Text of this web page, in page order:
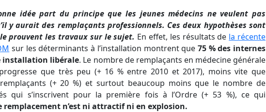
idée part du principe que les jeunes médecins ne veulent pas
y aurait des remplaçants professionnels. Ces deux hypothèses sont
prouvent les travaux sur le sujet. En effet, les résultats de la récente
sur les déterminants à l’installation montrent que 75 % des internes
installation libérale. Le nombre de remplaçants en médecine générale
que très peu (+ 16 % entre 2010 et 2017), moins vite que
remplaçants (+ 20 %) et surtout beaucoup moins que le nombre de
qui s’inscrivent pour la première fois à l’Ordre (+ 53 %), ce qui
remplacement n’est ni attractif ni en explosion.